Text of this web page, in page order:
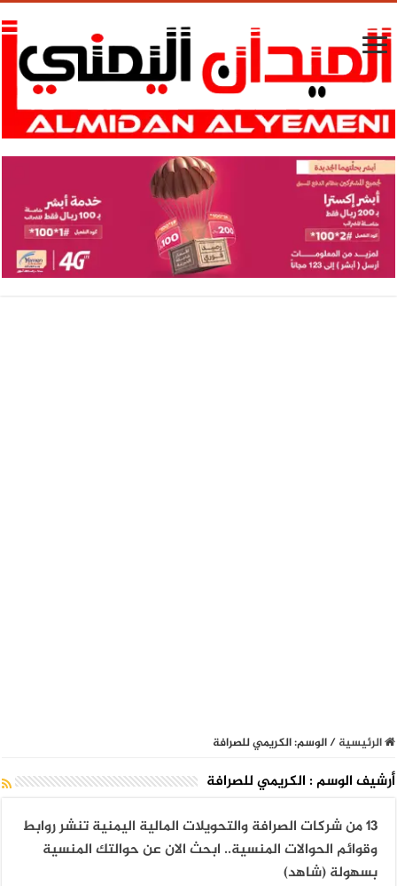
الرئيسية/الوسم:الكريمي للصرافة
أرشيف الوسم : الكريمي للصرافة
13 من شركات الصرافة والتحويلات المالية اليمنية تنشر روابط
وقوائم الحوالات المنسية.. ابحث الان عن حوالتك المنسية
بسهولة (شاهد)